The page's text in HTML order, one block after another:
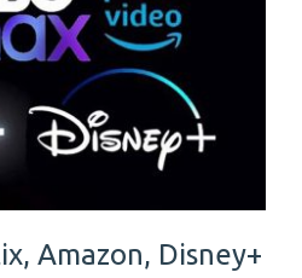
Amazon, Disney+